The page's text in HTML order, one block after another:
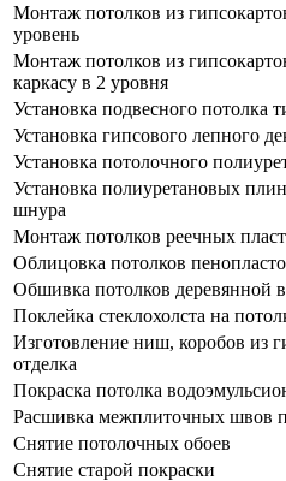
Монтаж потолков из
уровень
Монтаж потолков из
каркасу в 2 уровня
Установка подвесного потолка
Установка гипсового лепного
Установка потолочного
Установка полиуретановых
шнура
Монтаж потолков реечных
Облицовка потолков
Обшивка потолков деревянной
Поклейка стеклохолста на
Изготовление ниш, коробов из
отделка
Покраска потолка
Расшивка межплиточных швов
Снятие потолочных обоев
Снятие старой покраски